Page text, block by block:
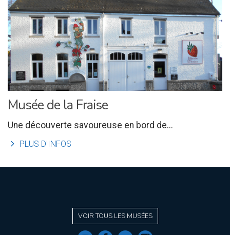
Musée de la Fraise
Une découverte savoureuse en bord de...
l PLUS D'INFOS
VOIR TOUS LES MUSÉES